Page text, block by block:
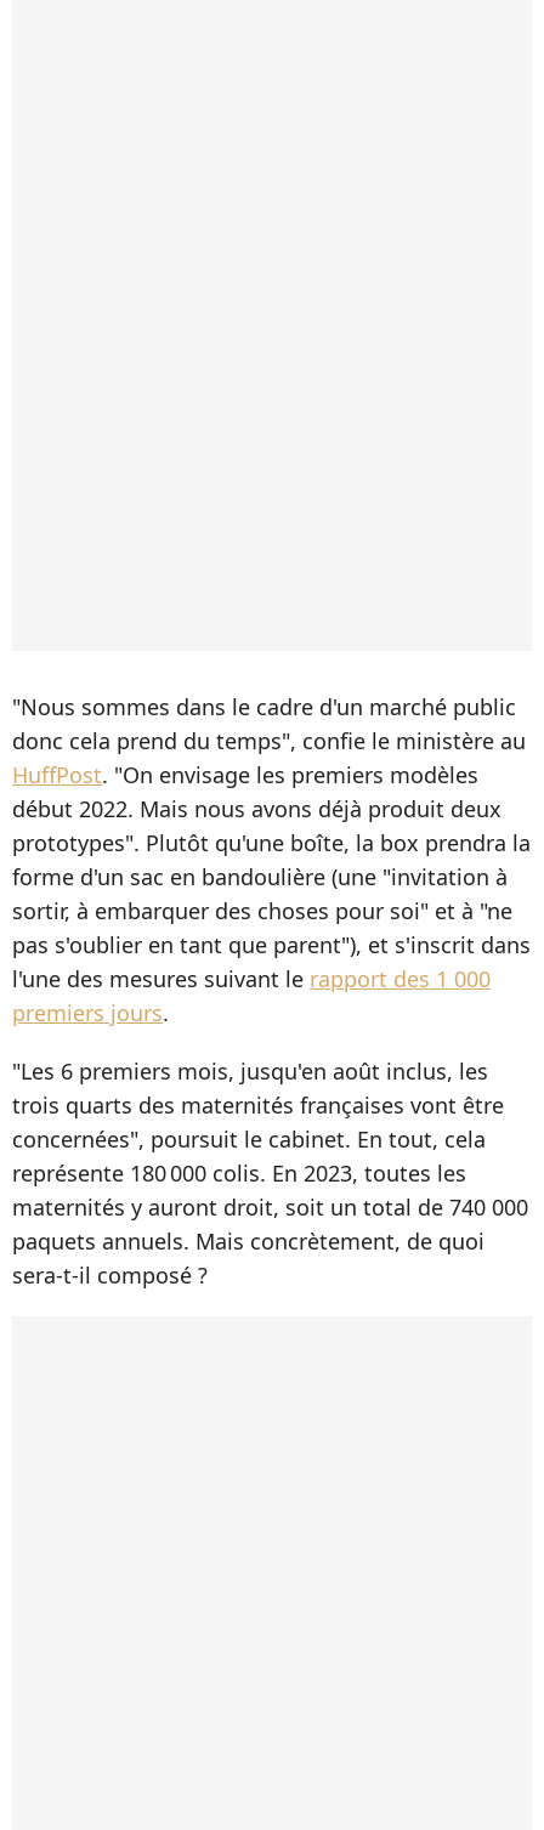
"Nous sommes dans le cadre d'un marché public
donc cela prend du temps", confie le ministère au
HuffPost. "On envisage les premiers modèles
début 2022. Mais nous avons déjà produit deux
prototypes". Plutôt qu'une boîte, la box prendra la
forme d'un sac en bandoulière (une "invitation à
sortir, à embarquer des choses pour soi" et à "ne
pas s'oublier en tant que parent"), et s'inscrit dans
l'une des mesures suivant le rapport des 1 000
premiers jours.
"Les 6 premiers mois, jusqu'en août inclus, les
trois quarts des maternités françaises vont être
concernées", poursuit le cabinet. En tout, cela
représente 180 000 colis. En 2023, toutes les
maternités y auront droit, soit un total de 740 000
paquets annuels. Mais concrètement, de quoi
sera-t-il composé ?